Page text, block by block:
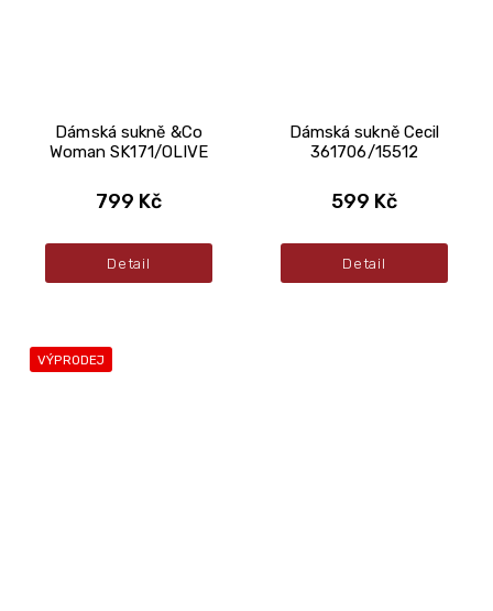
Dámská sukně &Co
Woman SK171/OLIVE
799 Kč
Detail
Dámská sukně Cecil
361706/15512
599 Kč
Detail
VÝPRODEJ